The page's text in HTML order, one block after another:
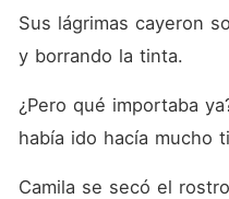
Sus lágrimas cayeron
y borrando la tinta.
¿Pero qué importaba
había ido hacía mucho
Camila se secó el